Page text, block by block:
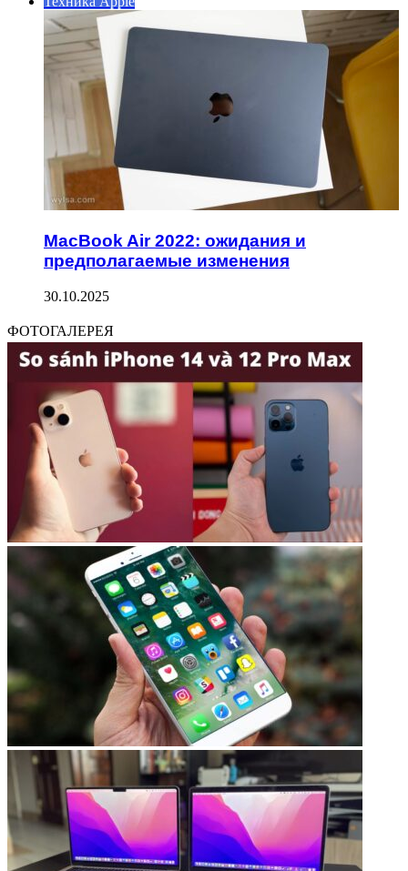
MacBook Air 2022: ожидания и
предполагаемые изменения
30.10.2025
ФОТОГАЛЕРЕЯ